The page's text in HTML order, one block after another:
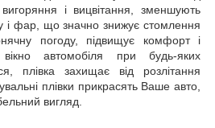
і вицвітання, зменшують
і фар, що значно знижує стомлення
погоду, підвищує комфорт і
автомобіля при будь-яких
плівка захищає від розлітання
плівки прикрасять Ваше авто,
вигляд.